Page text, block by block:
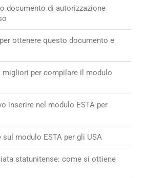
documento di autorizzazione
ottenere questo documento e
per compilare il modulo
inserire nel modulo ESTA per
sul modulo ESTA per gli USA
statunitense: come si ottiene